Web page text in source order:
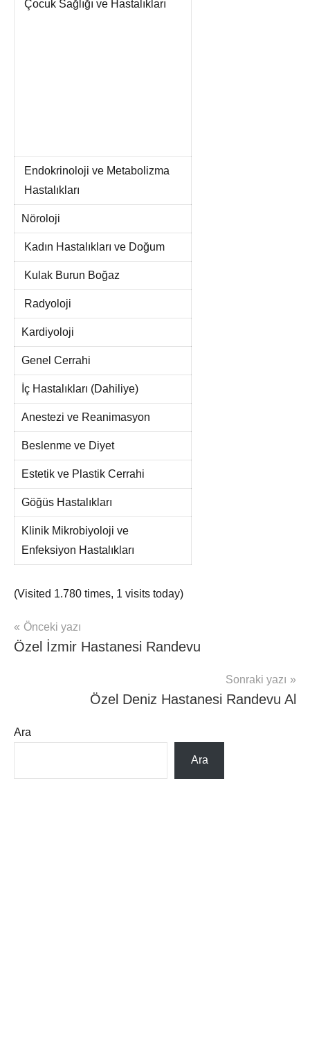
Çocuk Sağlığı ve Hastalıkları
Endokrinoloji ve Metabolizma
Hastalıkları
Nöroloji
Kadın Hastalıkları ve Doğum
Kulak Burun Boğaz
Radyoloji
Kardiyoloji
Genel Cerrahi
İç Hastalıkları (Dahiliye)
Anestezi ve Reanimasyon
Beslenme ve Diyet
Estetik ve Plastik Cerrahi
Göğüs Hastalıkları
Klinik Mikrobiyoloji ve
Enfeksiyon Hastalıkları
(Visited 1.780 times, 1 visits today)
ÖZEL
HASTANELER
Yazı
gezinmesi
Önceki yazı
Özel İzmir Hastanesi Randevu
Sonraki yazı
Özel Deniz Hastanesi Randevu Al
Ara
Ara